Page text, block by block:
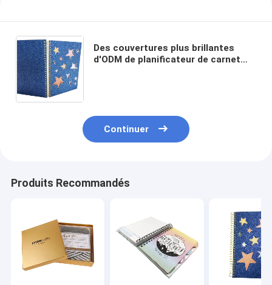
Des couvertures plus brillantes
d'ODM de planificateur de carnet
Continuer
Produits Recommandés